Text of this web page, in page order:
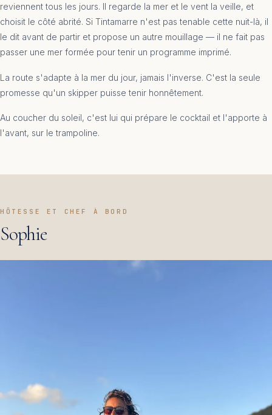
reviennent tous les jours. Il regarde la mer et le vent la veille, et
choisit le côté abrité. Si Tintamarre n'est pas tenable cette nuit-là, il
le dit avant de partir et propose un autre mouillage — il ne fait pas
passer une mer formée pour tenir un programme imprimé.
La route s'adapte à la mer du jour, jamais l'inverse. C'est la seule
promesse qu'un skipper puisse tenir honnêtement.
Au coucher du soleil, c'est lui qui prépare le cocktail et l'apporte à
l'avant, sur le trampoline.
HÔTESSE ET CHEF À BORD
Sophie